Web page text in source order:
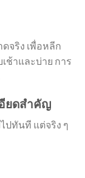
จริง เพื่อหลีก
ช้าและบ่าย การ
ยดสำคัญ
ปทันที แต่จริง ๆ